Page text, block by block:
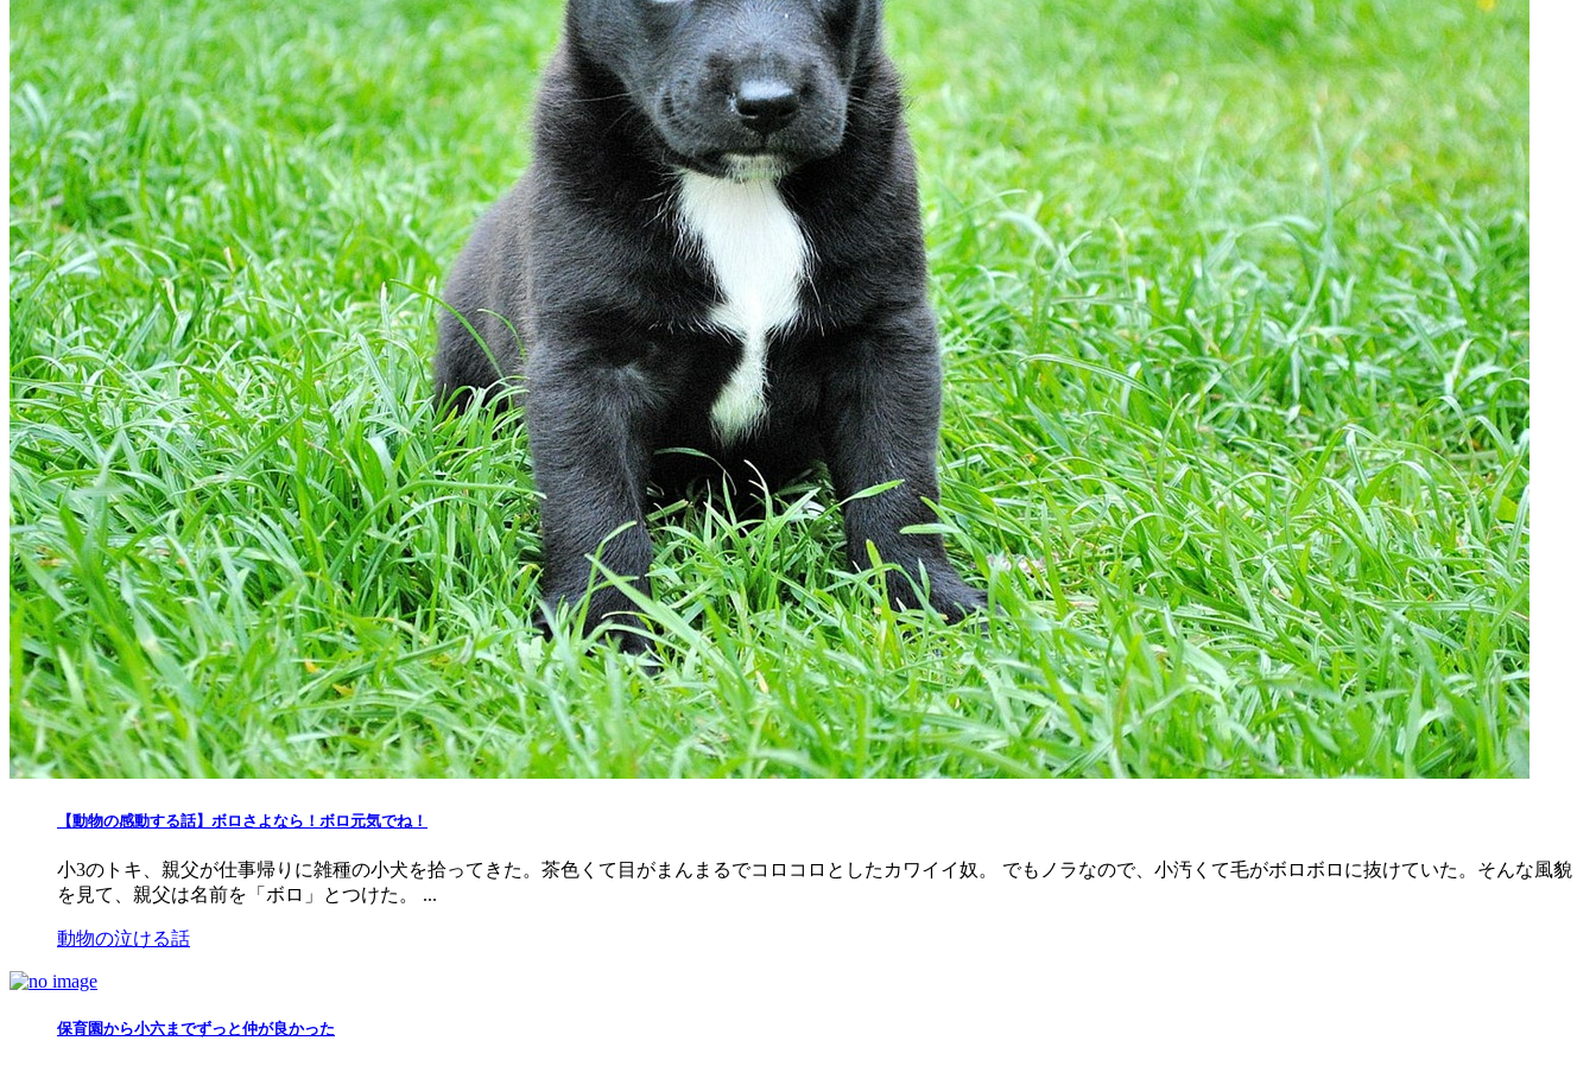
【動物の感動する話】ボロさよなら！ボロ元気でね！
小3のトキ、親父が仕事帰りに雑種の小犬を拾ってきた。茶色くて目がまんまるでコロコロとしたカワイイ奴。 でもノラなので、小汚くて毛がボロボロに抜けていた。そんな風貌
を見て、親父は名前を「ボロ」とつけた。 ...
動物の泣ける話
保育園から小六までずっと仲が良かった